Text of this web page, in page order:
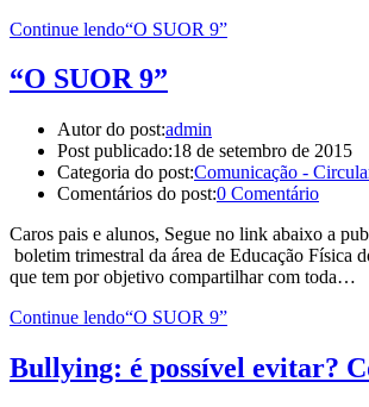
Continue lendo“O SUOR 9”
“O SUOR 9”
Autor do post:admin
Post publicado:18 de setembro de 2015
Categoria do post:Comunicação -
Comentários do post:0 Comentário
Caros pais e alunos, Segue no link abaixo a
boletim trimestral da área de Educação Física
que tem por objetivo compartilhar com toda…
Continue lendo“O SUOR 9”
Bullying: é possível evitar?